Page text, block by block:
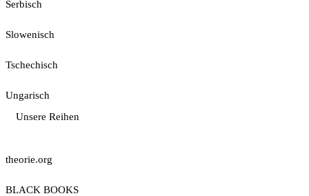
Serbisch
Slowenisch
Tschechisch
Ungarisch
Unsere Reihen
theorie.org
BLACK BOOKS